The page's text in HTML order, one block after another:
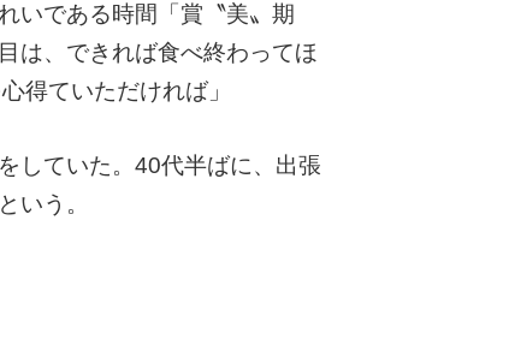
いである時間「賞〝美〟期
は、できれば食べ終わってほ
得ていただければ」
していた。40代半ばに、出張
いう。